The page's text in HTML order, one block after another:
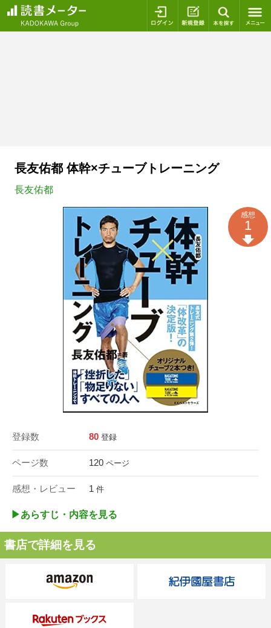
ログイン 新規登録
長友佑都 体幹×チューブトレーニング
長友佑都
登録数 80 登録
ページ数 120 ページ
感想・レビュー 1 件
感想
1
▶︎あらすじ・内容を見る
書店で詳細を見る